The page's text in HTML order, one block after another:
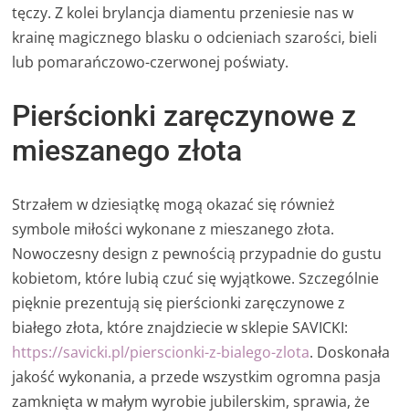
tęczy. Z kolei brylancja diamentu przeniesie nas w
krainę magicznego blasku o odcieniach szarości, bieli
lub pomarańczowo-czerwonej poświaty.
Pierścionki zaręczynowe z
mieszanego złota
Strzałem w dziesiątkę mogą okazać się również
symbole miłości wykonane z mieszanego złota.
Nowoczesny design z pewnością przypadnie do gustu
kobietom, które lubią czuć się wyjątkowe. Szczególnie
pięknie prezentują się pierścionki zaręczynowe z
białego złota, które znajdziecie w sklepie SAVICKI:
https://savicki.pl/pierscionki-z-bialego-zlota. Doskonała
jakość wykonania, a przede wszystkim ogromna pasja
zamknięta w małym wyrobie jubilerskim, sprawia, że